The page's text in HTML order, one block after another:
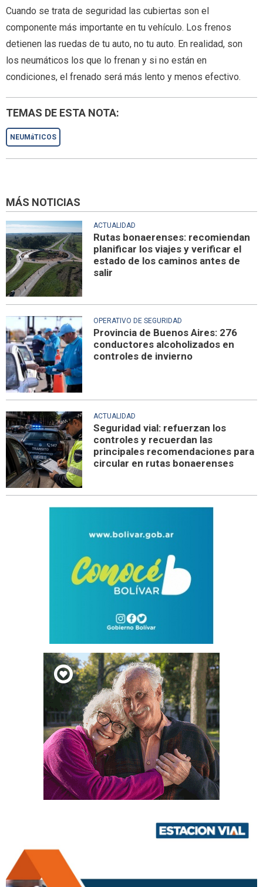
Cuando se trata de seguridad las cubiertas son el
componente más importante en tu vehículo. Los frenos
detienen las ruedas de tu auto, no tu auto. En realidad, son
los neumáticos los que lo frenan y si no están en
condiciones, el frenado será más lento y menos efectivo.
TEMAS DE ESTA NOTA:
NEUMáTICOS
MÁS NOTICIAS
ACTUALIDAD
Rutas bonaerenses: recomiendan
planificar los viajes y verificar el
estado de los caminos antes de
salir
OPERATIVO DE SEGURIDAD
Provincia de Buenos Aires: 276
conductores alcoholizados en
controles de invierno
ACTUALIDAD
Seguridad vial: refuerzan los
controles y recuerdan las
principales recomendaciones para
circular en rutas bonaerenses